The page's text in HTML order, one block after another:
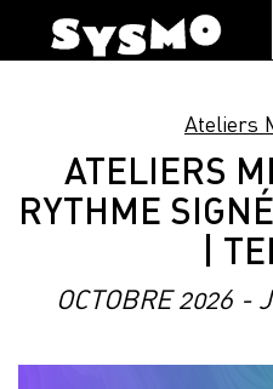
Ateliers
ATELIERS
RYTHME
|
OCTOBRE 2026 -